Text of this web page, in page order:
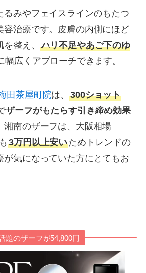
るみやフェイスラインのもたつ
容治療です。皮膚の内側にほど
整え、
ハリ不足やあご下のゆ
幅広くアプローチできます。
田茶屋町院は、 300ショット
ザーフがもたらす引き締め効果
湘南のザーフは、大阪相場
3万円以上安いためトレンドの
が気になっていた方にとてもお
題のザーフが54,800円